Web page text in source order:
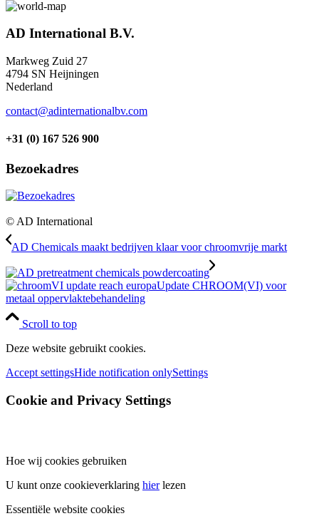
AD International B.V.
Markweg Zuid 27
4794 SN Heijningen
Nederland
contact@adinternationalbv.com
+31 (0) 167 526 900
Bezoekadres
© AD International
AD Chemicals maakt bedrijven klaar voor chroomvrije markt
Update CHROOM(VI) voor
metaal oppervlaktebehandeling
Scroll to top
Deze website gebruikt cookies.
Accept settingsHide notification onlySettings
Cookie and Privacy Settings
Hoe wij cookies gebruiken
U kunt onze cookieverklaring hierlezen
Essentiële website cookies